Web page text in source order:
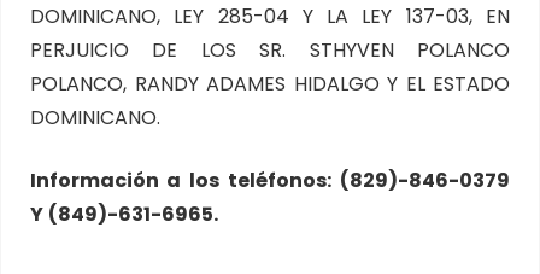
DOMINICANO, LEY 285-04 Y LA LEY 137-03, EN
PERJUICIO DE LOS SR. STHYVEN POLANCO
POLANCO, RANDY ADAMES HIDALGO Y EL ESTADO
DOMINICANO.
Información a los teléfonos: (829)-846-0379
Y (849)-631-6965.